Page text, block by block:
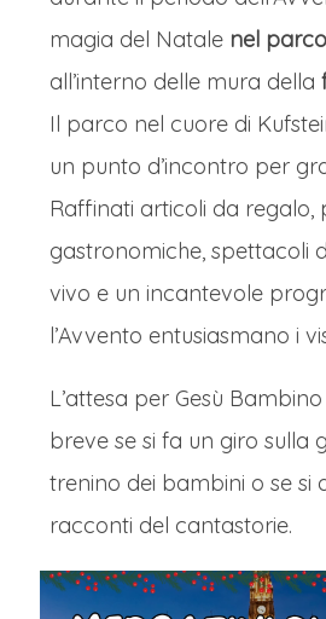
magia del Natale nel
all’interno delle mura della
Il parco nel cuore di
un punto d’incontro per
Raffinati articoli da regalo,
gastronomiche, spettacoli
vivo e un incantevole
l’Avvento entusiasmano i
L’attesa per Gesù
breve se si fa un giro sulla
trenino dei bambini o se si
racconti del cantastorie.